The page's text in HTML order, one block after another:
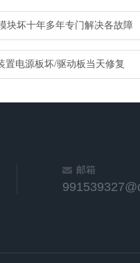
块坏十年多年专门解决各故障
置电源板坏/驱动板当天修复
邮箱